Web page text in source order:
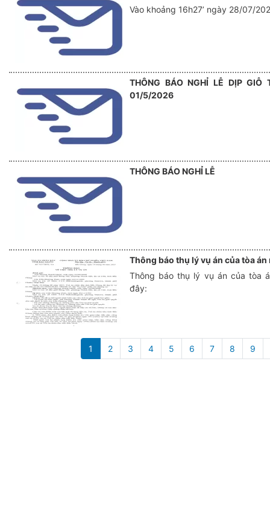
Vào khoảng 16h27’ ngày 28/07/
THÔNG BÁO NGHỈ LỄ DỊP
01/5/2026
THÔNG BÁO NGHỈ LỄ
Thông báo thụ lý vụ án của tòa
Thông báo thụ lý vụ án của tòa
đây:
1 2 3 4 5 6 7 8 9